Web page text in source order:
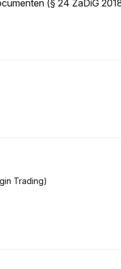
(§ 24 ZaDiG
Trading)